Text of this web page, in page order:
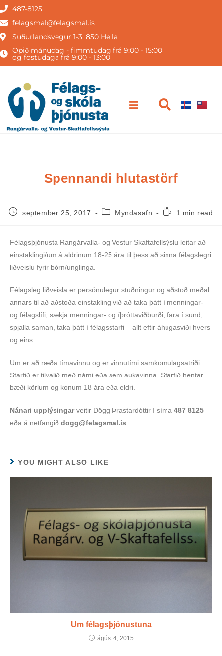
487-8125
felagsmal@felagsmal.is
Suðurlandsvegur 1-3, 850 Hella
Opið mánudag - fimmtudag frá 9:00 - 15:00
og föstudaga frá 9:00 - 13:00
Spennandi hlutastörf
september 25, 2017 Myndasafn 1 min read
Félagsþjónusta Rangárvalla- og Vestur Skaftafellsýslu leitar að
einstaklingi/um á aldrinum 18-25 ára til þess að sinna félagslegri
liðveislu fyrir börn/unglinga.
Félagsleg liðveisla er persónulegur stuðningur og aðstoð meðal
annars til að aðstoða einstakling við að taka þátt í menningar-
og félagslífi, sækja menningar- og íþróttaviðburði, fara í sund,
spjalla saman, taka þátt í félagsstarfi – allt eftir áhugasviði hvers
og eins.
Um er að ræða tímavinnu og er vinnutími samkomulagsatriði.
Starfið er tilvalið með námi eða sem aukavinna. Starfið hentar
bæði körlum og konum 18 ára eða eldri.
Nánari upplýsingarveitir Dögg Þrastardóttir í síma 487 8125
eða á netfangið dogg@felagsmal.is.
YOU MIGHT ALSO LIKE
Um félagsþjónustuna
ágúst 4, 2015